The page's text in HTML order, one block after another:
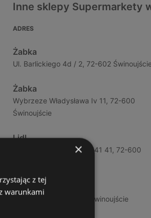
Inne sklepy Supermarkety
ADRES
Żabka
Ul. Barlickiego 4d / 2, 72-602
Żabka
Wybrzeze Władysława Iv 11, 72-600
Świnoujście
Lidl
Ul. Bohaterów Września 41 41, 72-600
ABC
Barlickiego, 4, 72-600 Świnoujście
×
z tej
warunkami